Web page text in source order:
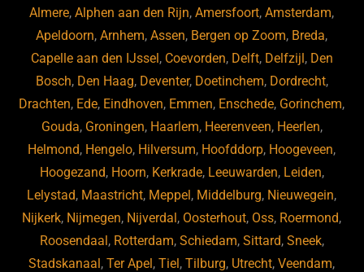
o
o
k
n
Almere,Alphen aan den Rijn,Amersfoort,Amsterdam,
Apeldoorn,Arnhem,Assen, Bergen op Zoom, Breda,
Capelle aan den IJssel , Coevorden, Delft, Delfzijl , Den
Bosch, Den Haag, Deventer, Doetinchem, Dordrecht,
Drachten, Ede, Eindhoven, Emmen, Enschede, Gorinchem,
Gouda, Groningen, Haarlem, Heerenveen, Heerlen,
Helmond, Hengelo, Hilversum, Hoofddorp, Hoogeveen,
Hoogezand, Hoorn, Kerkrade, Leeuwarden, Leiden,
Lelystad, Maastricht, Meppel , Middelburg, Nieuwegein,
Nijkerk, Nijmegen, Nijverdal , Oosterhout, Oss, Roermond,
Roosendaal , Rotterdam, Schiedam, Sittard, Sneek,
Stadskanaal ,Ter Apel ,Tiel ,Tilburg, Utrecht,Veendam,